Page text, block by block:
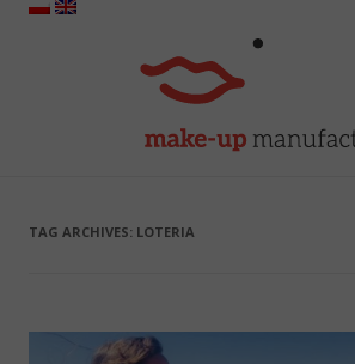
TAG ARCHIVES: LOTERIA